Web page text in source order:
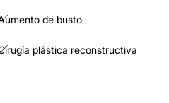
de busto
plástica reconstructiva